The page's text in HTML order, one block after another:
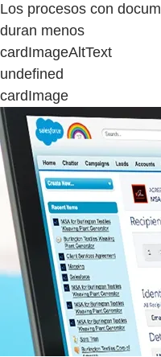
Los procesos con
duran menos
cardImageAltText
undefined
cardImage